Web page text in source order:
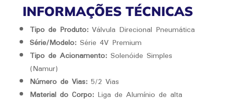
INFORMAÇÕES TÉCNICAS
Tipo de Produto:Válvula Direcional Pneumática
Série/Modelo:Série 4V Premium
Tipo de Acionamento:Solenóide Simples
(Namur)
Número de Vias:5/2 Vias
Material do Corpo:Liga de Alumínio de alta